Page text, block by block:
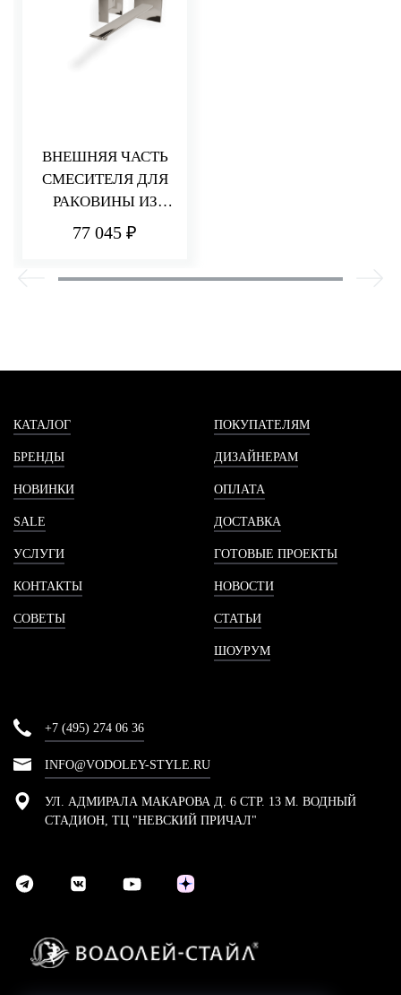
ВНЕШНЯЯ ЧАСТЬ
СМЕСИТЕЛЯ ДЛЯ
РАКОВИНЫ ИЗ
СТЕНЫ 220 ММ Q30
77 045 ₽
КАТАЛОГ
БРЕНДЫ
НОВИНКИ
SALE
УСЛУГИ
КОНТАКТЫ
СОВЕТЫ
ПОКУПАТЕЛЯМ
ДИЗАЙНЕРАМ
ОПЛАТА
ДОСТАВКА
ГОТОВЫЕ ПРОЕКТЫ
НОВОСТИ
СТАТЬИ
ШОУРУМ
+7 (495) 274 06 36
INFO@VODOLEY-STYLE.RU
УЛ. АДМИРАЛА МАКАРОВА Д. 6 СТР. 13 М. ВОДНЫЙ
СТАДИОН, ТЦ "НЕВСКИЙ ПРИЧАЛ"